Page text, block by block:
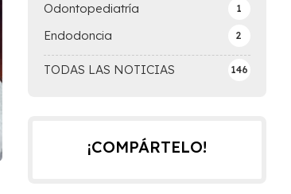
TODAS LAS NOTICIAS 146
Odontopediatría 1
Endodoncia 2
¡COMPÁRTELO!